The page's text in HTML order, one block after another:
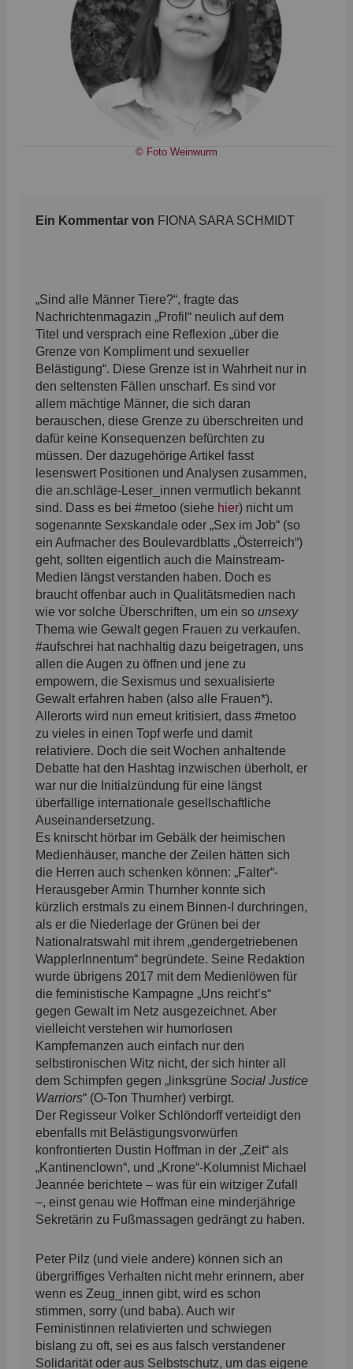
© Foto Weinwurm
Ein Kommentar von FIONA SARA SCHMIDT
„Sind alle Männer Tiere?“, fragte das
Nachrichtenmagazin „Profil“ neulich auf dem
Titel und versprach eine Reflexion „über die
Grenze von Kompliment und sexueller
Belästigung“. Diese Grenze ist in Wahrheit nur in
den seltensten Fällen unscharf. Es sind vor
allem mächtige Männer, die sich daran
berauschen, diese Grenze zu überschreiten und
dafür keine Konsequenzen befürchten zu
müssen. Der dazugehörige Artikel fasst
lesenswert Positionen und Analysen zusammen,
die an.schläge-Leser_innen vermutlich bekannt
sind. Dass es bei #metoo (siehe hier) nicht um
sogenannte Sexskandale oder „Sex im Job“ (so
ein Aufmacher des Boulevardblatts „Österreich“)
geht, sollten eigentlich auch die Mainstream-
Medien längst verstanden haben. Doch es
braucht offenbar auch in Qualitätsmedien nach
wie vor solche Überschriften, um ein sounsexy
Thema wie Gewalt gegen Frauen zu verkaufen.
#aufschrei hat nachhaltig dazu beigetragen, uns
allen die Augen zu öffnen und jene zu
empowern, die Sexismus und sexualisierte
Gewalt erfahren haben (also alle Frauen*).
Allerorts wird nun erneut kritisiert, dass #metoo
zu vieles in einen Topf werfe und damit
relativiere. Doch die seit Wochen anhaltende
Debatte hat den Hashtag inzwischen überholt, er
war nur die Initialzündung für eine längst
überfällige internationale gesellschaftliche
Auseinandersetzung.
Es knirscht hörbar im Gebälk der heimischen
Medienhäuser, manche der Zeilen hätten sich
die Herren auch schenken können: „Falter“-
Herausgeber Armin Thurnher konnte sich
kürzlich erstmals zu einem Binnen-I durchringen,
als er die Niederlage der Grünen bei der
Nationalratswahl mit ihrem „gendergetriebenen
WapplerInnentum“ begründete. Seine Redaktion
wurde übrigens 2017 mit dem Medienlöwen für
die feministische Kampagne „Uns reicht’s“
gegen Gewalt im Netz ausgezeichnet. Aber
vielleicht verstehen wir humorlosen
Kampfemanzen auch einfach nur den
selbstironischen Witz nicht, der sich hinter all
dem Schimpfen gegen „linksgrüneSocial Justice
Warriors“ (O-Ton Thurnher) verbirgt.
Der Regisseur Volker Schlöndorff verteidigt den
ebenfalls mit Belästigungsvorwürfen
konfrontierten Dustin Hoffman in der „Zeit“ als
„Kantinenclown“, und „Krone“-Kolumnist Michael
Jeannée berichtete – was für ein witziger Zufall
–, einst genau wie Hoffman eine minderjährige
Sekretärin zu Fußmassagen gedrängt zu haben.
Peter Pilz (und viele andere) können sich an
übergriffiges Verhalten nicht mehr erinnern, aber
wenn es Zeug_innen gibt, wird es schon
stimmen, sorry (und baba). Auch wir
Feministinnen relativierten und schwiegen
bislang zu oft, sei es aus falsch verstandener
Solidarität oder aus Selbstschutz, um das eigene